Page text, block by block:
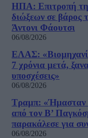
ΗΠΑ: Επιτροπή
διώξεων σε βάρος
Άντονι Φάουτσι
06/08/2026
ΕΛΑΣ:
7 χρόνια μετά,
υποσχέσεις»
06/08/2026
Τραμπ: «Ήμασταν
από τον Β’
παρακάλεσε για
06/08/2026